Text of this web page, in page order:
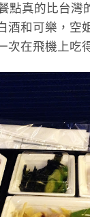
點真的比台灣
酒和可樂，空
次在飛機上吃